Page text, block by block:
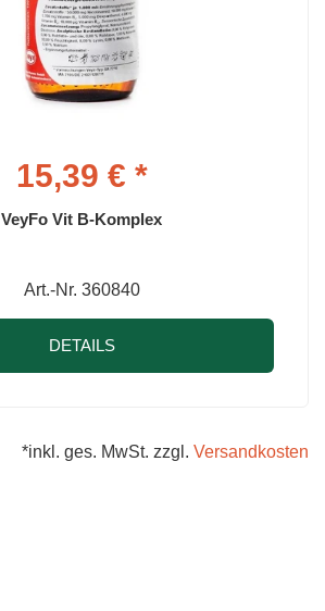
15,39 € *
VeyFo Vit B-Komplex
Art.-Nr. 360840
DETAILS
*inkl. ges. MwSt. zzgl. Versandkosten